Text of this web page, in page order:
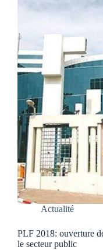
Actualité
PLF 2018: ouverture
le secteur public